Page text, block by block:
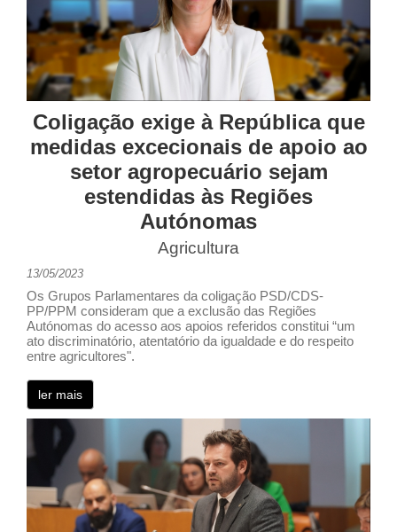
Coligação exige à República que
medidas excecionais de apoio ao
setor agropecuário sejam
estendidas às Regiões
Autónomas
Agricultura
13/05/2023
Os Grupos Parlamentares da coligação PSD/CDS-
PP/PPM consideram que a exclusão das Regiões
Autónomas do acesso aos apoios referidos constitui “um
ato discriminatório, atentatório da igualdade e do respeito
entre agricultores".
ler mais